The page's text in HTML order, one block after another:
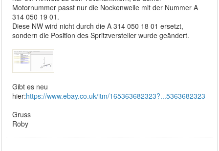
Motornummer passt nur die Nockenwelle mit der Nummer A
314 050 19 01.
Diese NW wird nicht durch die A 314 050 18 01 ersetzt,
sondern die Position des Spritzversteller wurde geändert.
Gibt es neu
hier:https://www.ebay.co.uk/itm/165363682323?...5363682323
Gruss
Roby